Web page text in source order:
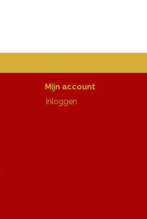
Mijn account
Inloggen